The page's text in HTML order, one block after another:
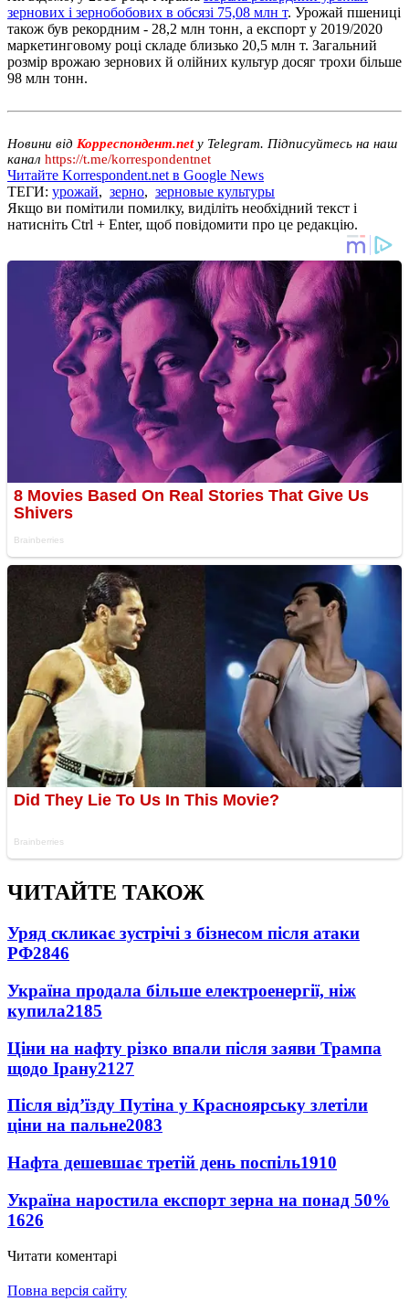
зернових і зернобобових в обсязі 75,08 млн т. Урожай пшениці
також був рекордним - 28,2 млн тонн, а експорт у 2019/2020
маркетинговому році складе близько 20,5 млн т. Загальний
розмір врожаю зернових й олійних культур досяг трохи більше
98 млн тонн.
Новини від Корреспондент.net у Telegram. Підписуйтесь на наш
канал https://t.me/korrespondentnet
Читайте Korrespondent.net в Google News
ТЕГИ: урожай, зерно, зерновые культуры
Якщо ви помітили помилку, виділіть необхідний текст і
натисніть Ctrl + Enter, щоб повідомити про це редакцію.
ЧИТАЙТЕ ТАКОЖ
Уряд скликає зустрічі з бізнесом після атаки
РФ2846
Україна продала більше електроенергії, ніж
купила2185
Ціни на нафту різко впали після заяви Трампа
щодо Ірану2127
Після від’їзду Путіна у Красноярську злетіли
ціни на пальне2083
Нафта дешевшає третій день поспіль1910
Україна наростила експорт зерна на понад 50%
1626
Читати коментарі
Повна версія сайту